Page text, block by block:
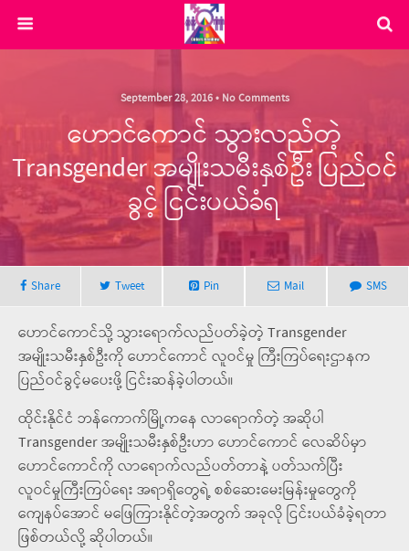
September 28, 2016 • No Comments
ဟောင်ကောင် သွားလည်တဲ့
Transgender အမျိုးသမီးနှစ်ဦး ပြည်ဝင်
ခွင့် ငြင်းပယ်ခံရ
Share Tweet Pin Mail SMS
ဟောင်ကောင်သို့ သွားရောက်လည်ပတ်ခဲ့တဲ့ Transgender
အမျိုးသမီးနှစ်ဦးကို ဟောင်ကောင် လူဝင်မှု ကြီးကြပ်ရေးဌာနက
ပြည်ဝင်ခွင့်မပေးဖို့ ငြင်းဆန်ခဲ့ပါတယ်။
ထိုင်းနိုင်ငံ ဘန်ကောက်မြို့ကနေ လာရောက်တဲ့ အဆိုပါ
Transgender အမျိုးသမီးနှစ်ဦးဟာ ဟောင်ကောင် လေဆိပ်မှာ
ဟောင်ကောင်ကို လာရောက်လည်ပတ်တာနဲ့ ပတ်သက်ပြီး
လူဝင်မှုကြီးကြပ်ရေး အရာရှိတွေရဲ့ စစ်ဆေးမေးမြန်းမှုတွေကို
ကျေနပ်အောင် မဖြေကြားနိုင်တဲ့အတွက် အခုလို ငြင်းပယ်ခံခဲ့ရတာ
ဖြစ်တယ်လို့ ဆိုပါတယ်။